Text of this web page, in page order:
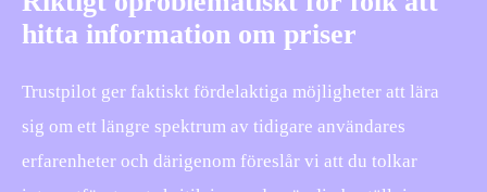
hitta information om priser
Trustpilot ger faktiskt fördelaktiga möjligheter att lära
sig om ett längre spektrum av tidigare användares
erfarenheter och därigenom föreslår vi att du tolkar